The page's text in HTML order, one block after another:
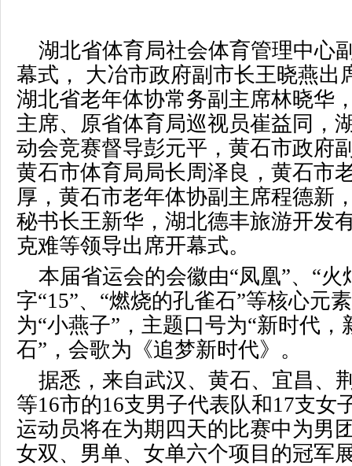
湖北省体育局社会体育管理中心
幕式， 大冶市政府副市长王晓燕出
湖北省老年体协常务副主席林晓华
主席、原省体育局巡视员崔益同，
动会竞赛督导彭元平，黄石市政府
黄石市体育局局长周泽良，黄石市
厚，黄石市老年体协副主席程德新
秘书长王新华，湖北德丰旅游开发
克难等领导出席开幕式。
本届省运会的会徽由“凤凰”、“火
字“15”、“燃烧的孔雀石”等核心元
为“小燕子”，主题口号为“新时代，
石”，会歌为《追梦新时代》。
据悉，来自武汉、黄石、宜昌、
等16市的16支男子代表队和17支女
运动员将在为期四天的比赛中为男
女双、男单、女单六个项目的冠军